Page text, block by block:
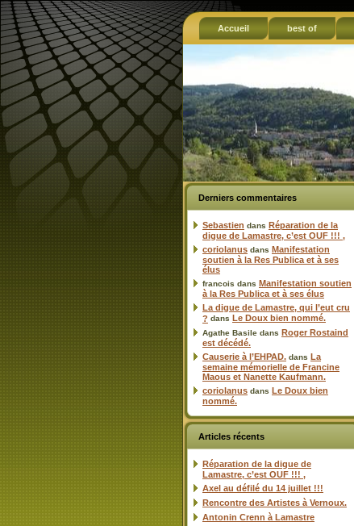
Accueil best of
Derniers commentaires
Sebastien dans Réparation de la
digue de Lamastre, c’est OUF !!! ,
coriolanus dans Manifestation
soutien à la Res Publica et à ses
élus
francois dans Manifestation soutien
à la Res Publica et à ses élus
La digue de Lamastre, qui l’eut cru
? dans Le Doux bien nommé.
Agathe Basile dans Roger Rostaind
est décédé.
Causerie à l’EHPAD. dans La
semaine mémorielle de Francine
Maous et Nanette Kaufmann.
coriolanus dans Le Doux bien
nommé.
Articles récents
Réparation de la digue de
Lamastre, c’est OUF !!! ,
Axel au défilé du 14 juillet !!!
Rencontre des Artistes à Vernoux.
Antonin Crenn à Lamastre